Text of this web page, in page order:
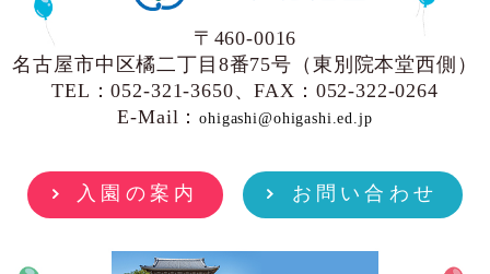
〒460-0016
名古屋市中区橘二丁目8番75号（東別院本堂西側）
TEL：052-321-3650、FAX：052-322-0264
E-Mail：ohigashi@ohigashi.ed.jp
入園の案内 お問い合わせ